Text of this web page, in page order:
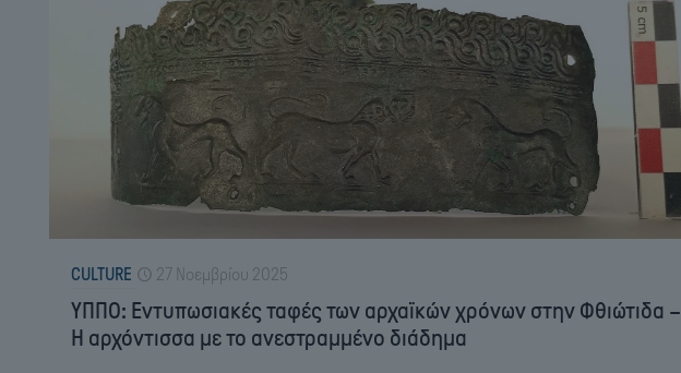
CULTURE 27 Νοεμβρίου 2025
ΥΠΠΟ: Εντυπωσιακές ταφές των αρχαϊκών χρόνων στην Φθιώτιδα –
Η αρχόντισσα με το ανεστραμμένο διάδημα